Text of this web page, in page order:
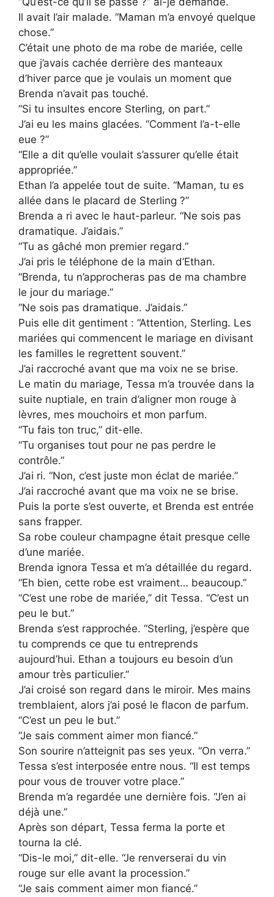
Il avait l’air malade. “Maman m’a envoyé quelque
chose.”
C’était une photo de ma robe de mariée, celle
que j’avais cachée derrière des manteaux
d’hiver parce que je voulais un moment que
Brenda n’avait pas touché.
“Si tu insultes encore Sterling, on part.”
J’ai eu les mains glacées. “Comment l’a-t-elle
eue ?”
“Elle a dit qu’elle voulait s’assurer qu’elle était
appropriée.”
Ethan l’a appelée tout de suite. “Maman, tu es
allée dans le placard de Sterling ?”
Brenda a ri avec le haut-parleur. “Ne sois pas
dramatique. J’aidais.”
“Tu as gâché mon premier regard.”
J’ai pris le téléphone de la main d’Ethan.
“Brenda, tu n’approcheras pas de ma chambre
le jour du mariage.”
“Ne sois pas dramatique. J’aidais.”
Puis elle dit gentiment : “Attention, Sterling. Les
mariées qui commencent le mariage en divisant
les familles le regrettent souvent.”
J’ai raccroché avant que ma voix ne se brise.
Le matin du mariage, Tessa m’a trouvée dans la
suite nuptiale, en train d’aligner mon rouge à
lèvres, mes mouchoirs et mon parfum.
“Tu fais ton truc,” dit-elle.
“Tu organises tout pour ne pas perdre le
contrôle.”
J’ai ri. “Non, c’est juste mon éclat de mariée.”
J’ai raccroché avant que ma voix ne se brise.
Puis la porte s’est ouverte, et Brenda est entrée
sans frapper.
Sa robe couleur champagne était presque celle
d’une mariée.
Brenda ignora Tessa et m’a détaillée du regard.
“Eh bien, cette robe est vraiment… beaucoup.”
“C’est une robe de mariée,” dit Tessa. “C’est un
peu le but.”
Brenda s’est rapprochée. “Sterling, j’espère que
tu comprends ce que tu entreprends
aujourd’hui. Ethan a toujours eu besoin d’un
amour très particulier.”
J’ai croisé son regard dans le miroir. Mes mains
tremblaient, alors j’ai posé le flacon de parfum.
“C’est un peu le but.”
“Je sais comment aimer mon fiancé.”
Son sourire n’atteignit pas ses yeux. “On verra.”
Tessa s’est interposée entre nous. “Il est temps
pour vous de trouver votre place.”
Brenda m’a regardée une dernière fois. “J’en ai
déjà une.”
Après son départ, Tessa ferma la porte et
tourna la clé.
“Dis-le moi,” dit-elle. “Je renverserai du vin
rouge sur elle avant la procession.”
“Je sais comment aimer mon fiancé.”